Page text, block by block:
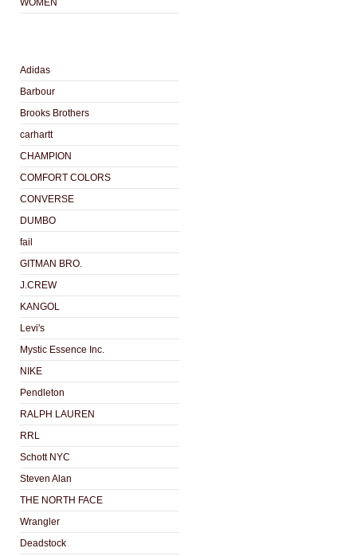
WOMEN
Adidas
Barbour
Brooks Brothers
carhartt
CHAMPION
COMFORT COLORS
CONVERSE
DUMBO
fail
GITMAN BRO.
J.CREW
KANGOL
Levi's
Mystic Essence Inc.
NIKE
Pendleton
RALPH LAUREN
RRL
Schott NYC
Steven Alan
THE NORTH FACE
Wrangler
Deadstock